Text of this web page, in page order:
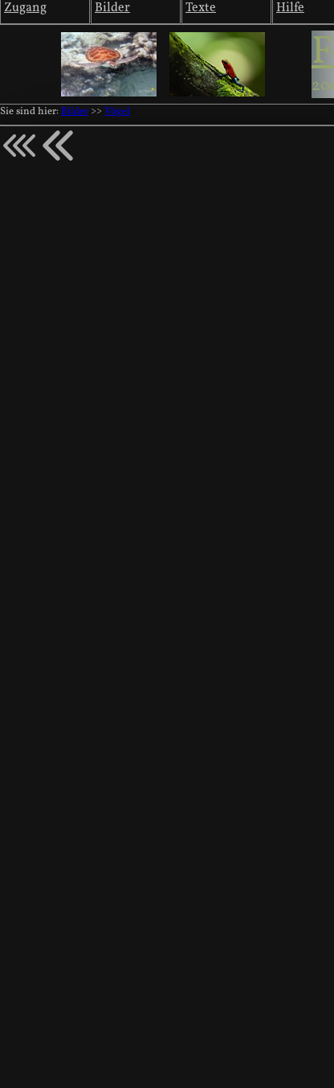
Zugang Bilder Texte Hilfe
Sie sind hier: Bilder >> Vögel